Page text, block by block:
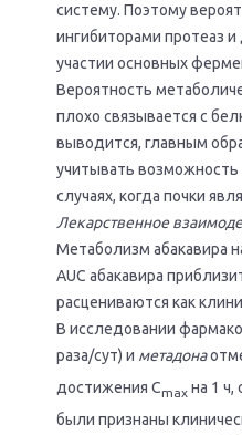
систему. Поэтому
ингибиторами протеаз
участии основных
Вероятность
плохо связывается с
выводится, главным
учитывать
случаях, когда почки
Лекарственное
Метаболизм абакавира
АUС абакавира
расцениваются как
В исследовании
раза/сут) и метадона
достижения Сmax на 1 ч,
были признаны